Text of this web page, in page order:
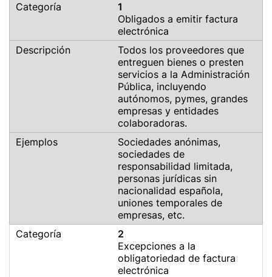
1
Obligados a emitir factura
electrónica
Todos los proveedores que
entreguen bienes o presten
servicios a la Administración
Pública, incluyendo
autónomos, pymes, grandes
empresas y entidades
colaboradoras.
Sociedades anónimas,
sociedades de
responsabilidad limitada,
personas jurídicas sin
nacionalidad española,
uniones temporales de
empresas, etc.
2
Excepciones a la
obligatoriedad de factura
electrónica